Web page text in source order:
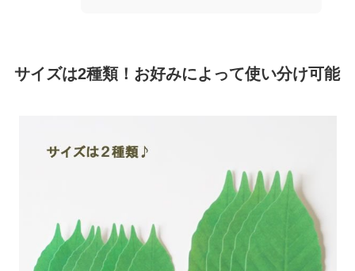
サイズは2種類！お好みによって使い分け可能